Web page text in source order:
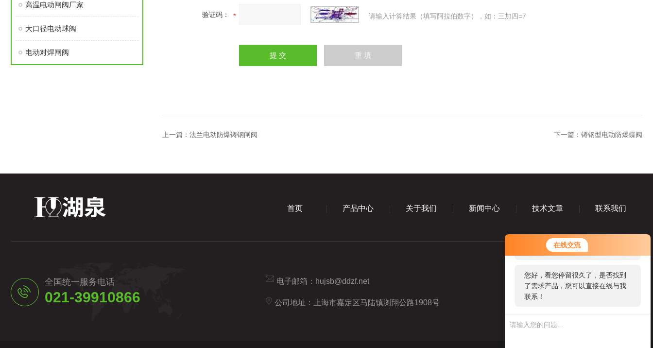
在线交流
您好！欢迎前来咨询，很高兴为您
服务，请问您要咨询什么问题呢？
您好，看您停留很久了，是否找到
了需求产品，您可以直接在线与我
联系！
高温电动闸阀厂家
大口径电动球阀
电动对焊闸阀
验证码： 请输入计算结果（填写阿拉伯数字），如：三加四=7
上一篇： 法兰电动防爆铸钢闸阀 下一篇： 铸钢型电动防爆蝶阀
首页 产品中心 关于我们 新闻中心 技术文章 联系我们
全国统一服务电话
021-39910866
电子邮箱： hujsb@ddzf.net
公司地址：上海市嘉定区马陆镇浏翔公路1908号